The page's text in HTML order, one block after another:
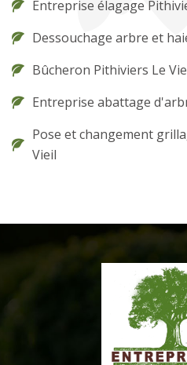
Entreprise élagage
Dessouchage arbre et
Bûcheron Pithiviers Le
Entreprise abattage
Pose et changement
Vieil